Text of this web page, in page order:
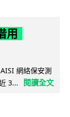
用
網絡保安測
3...
閱讀全文